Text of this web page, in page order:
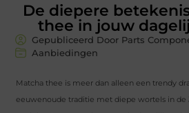
De diepere
thee in jouw
Gepubliceerd Door Parts
Aanbiedingen
Matcha thee is meer dan alleen een trendy
eeuwenoude traditie met diepe wortels in de